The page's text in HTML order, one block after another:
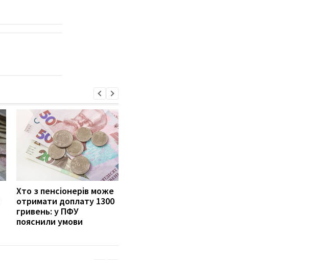
Хто з пенсіонерів може
отримати доплату 1300
гривень: у ПФУ
пояснили умови